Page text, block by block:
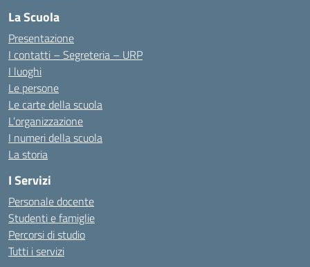
La Scuola
Presentazione
I contatti – Segreteria – URP
I luoghi
Le persone
Le carte della scuola
L’organizzazione
I numeri della scuola
La storia
I Servizi
Personale docente
Studenti e famiglie
Percorsi di studio
Tutti i servizi